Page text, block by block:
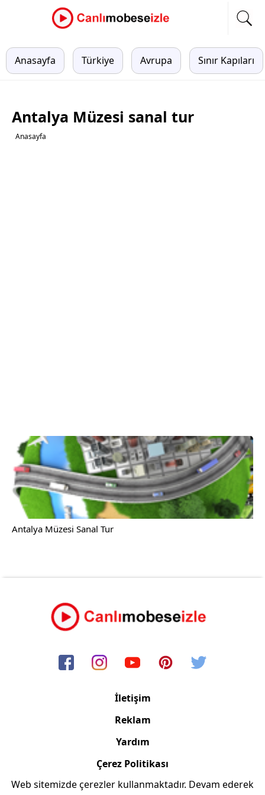
Anasayfa Türkiye Avrupa Sınır Kapıları
Antalya Müzesi sanal tur
Anasayfa
Antalya Müzesi Sanal Tur
İletişim
Reklam
Yardım
Çerez Politikası
Web sitemizde çerezler kullanmaktadır. Devam ederek